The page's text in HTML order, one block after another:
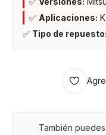
✅ Aplicaciones:
✅ Tipo de repuesto:
También